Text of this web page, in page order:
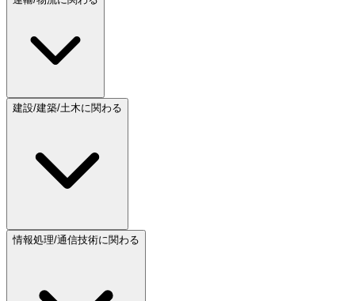
建設/建築/土木に関わる
情報処理/通信技術に関わる